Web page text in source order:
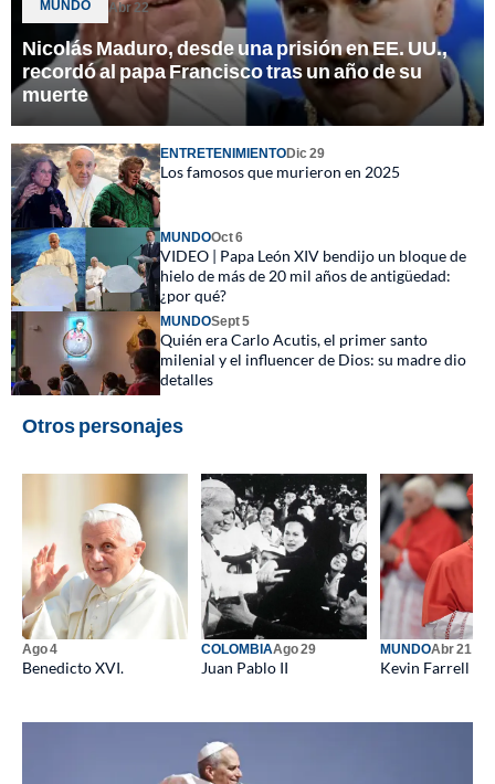
MUNDO Abr 22
Nicolás Maduro, desde una prisión en EE. UU.,
recordó al papa Francisco tras un año de su
muerte
ENTRETENIMIENTODic 29
Los famosos que murieron en 2025
MUNDOOct 6
VIDEO | Papa León XIV bendijo un bloque de
hielo de más de 20 mil años de antigüedad:
¿por qué?
MUNDOSept 5
Quién era Carlo Acutis, el primer santo
milenial y el influencer de Dios: su madre dio
detalles
Otros personajes
Ago 4
Benedicto XVI.
COLOMBIAAgo 29
Juan Pablo II
MUNDOAbr 21
Kevin Farrell